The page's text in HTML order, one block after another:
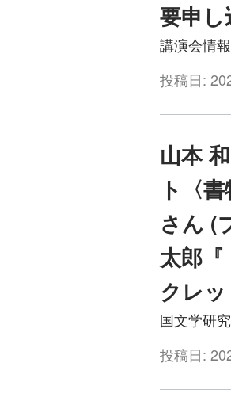
要申し
講演会情
投稿日:
山本
ト〈
さん (
太郎
クレッ
国文学研
投稿日: